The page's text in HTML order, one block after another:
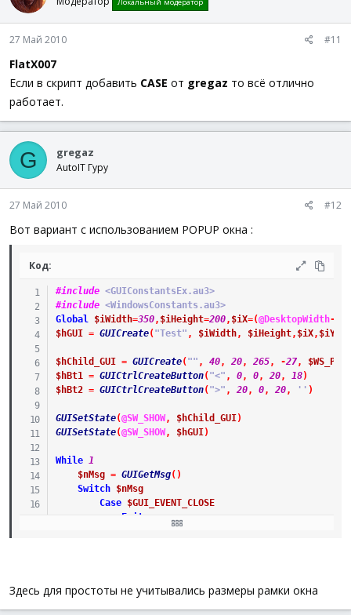
27 Май 2010 #11
FlatX007
Если в скрипт добавить CASE от gregaz то всё отлично
работает.
G gregaz
AutoIT Гуру
27 Май 2010 #12
Вот вариант с использованием POPUP окна :
Код:
#include <GUIConstantsEx.au3>
#include <WindowsConstants.au3>
Global
$iWidth=350, $iHeight=200, $iX=(@DesktopWidth-
$hGUI = GUICreate( "Test" , $iWidth, $iHeight, $iX, $iY
$hChild_GUI = GUICreate( "" , 40, 20, 265, -27,
$hBt1 = GUICtrlCreateButton( "<" , 0, 0, 20, 18)
$hBt2 = GUICtrlCreateButton( ">" , 20, 0, 20, '' )
GUISetState(@SW_SHOW, $hChild_GUI)
GUISetState(@SW_SHOW, $hGUI)
While 1
$nMsg = GUIGetMsg( )
Switch
$nMsg
Case
$GUI_EVENT_CLOSE
Exit
EndSwitch
Здесь для простоты не учитывались размеры рамки окна